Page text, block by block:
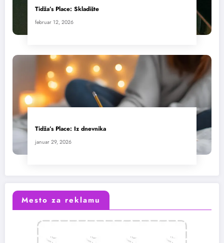
Tidža’s Place: Skladište
februar 12, 2026
Tidža’s Place: Iz dnevnika
januar 29, 2026
Mesto za reklamu